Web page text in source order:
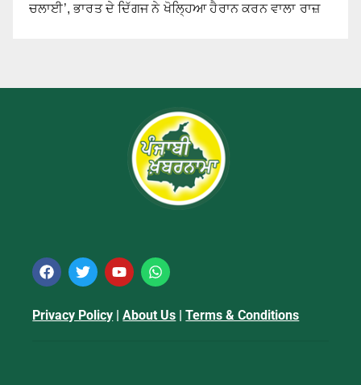
ਚਲਾਈ’, ਭਾਰਤ ਦੇ ਦਿੱਗਜ ਨੇ ਖੋਲ੍ਹਿਆ ਹੈਰਾਨ ਕਰਨ ਵਾਲਾ ਰਾਜ਼
Privacy Policy |About Us |Terms & Conditions